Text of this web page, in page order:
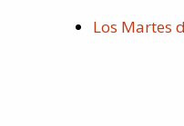
Los Martes